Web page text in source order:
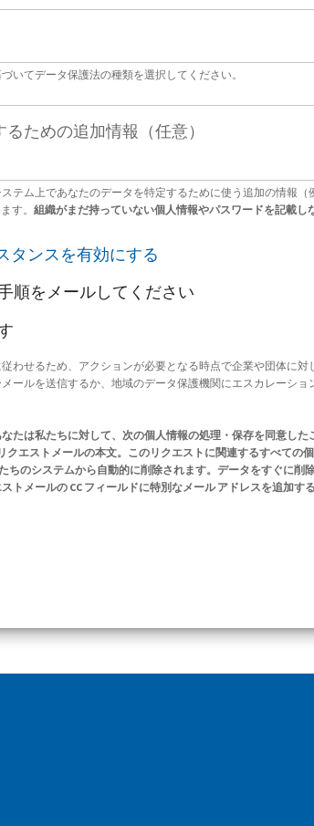
いてデータ保護法の種類を選択してください。
ための追加情報（任意）
テム上であなたのデータを特定するために使う追加の情報（
す。 組織がまだ持っていない個人情報やパスワードを記載し
タンスを有効にする
順をメールしてください
わせるため、アクションが必要となる時点で企業や団体に対
ールを送信するか、地域のデータ保護機関にエスカレーショ
たは私たちに対して、次の個人情報の処理・保存を同意した
クエストメールの本文。このリクエストに関連するすべての
ちのシステムから自動的に削除されます。データをすぐに削
トメールの CC フィールドに特別なメール アドレスを追加す